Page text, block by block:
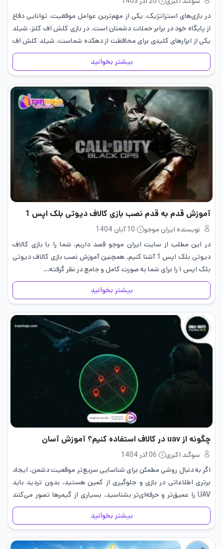
در بازی‌های استراتژیک، یکی از مهم‌ترین عوامل موفقیت، توانایی دفاع
از پایگاه خود در برابر حملات دشمنان است. در بازی کلش اف کلنز، شیلد
یکی از ابزارهای کلیدی برای محافظت از دهکده شماست. شیلد کلش اف
کلنز به شما این…
بیشتر بخوانید
آموزش قدم به قدم نصب بازی کالاف دیوتی بلک اپس 1
نویسنده ایران موجو
10 آبان 1404
در این مطلب از سایت ایران موجو قصد داریم، شما را با بازی کالاف
دیوتی بلک اپس 1 آشنا کنیم. همچنین آموزش نصب بازی کالاف دیوتی
بلک اپس ۱ را برای شما به صورت کامل و جامع در نظر گرفته…
بیشتر بخوانید
چگونه از uav در کالاف استفاده کنیم؟ آموزش آسان
سوگند اکبری
06 آذر 1404
اگر به دنبال روشی مطمئن برای شناسایی سریع‌تر موقعیت دشمن، ایجاد
برتری اطلاعاتی در بازی و جلوگیری از کمین هستید، بدون تردید باید
UAV را عمیق‌تر و حرفه‌ای‌تر بشناسید. بسیاری از گیمرها تصور می‌کنند
UAV تنها یک ابزار برای نمایش…
بیشتر بخوانید